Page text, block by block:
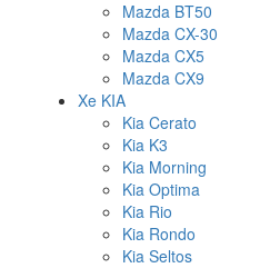
Mazda BT50
Mazda CX-30
Mazda CX5
Mazda CX9
Xe KIA
Kia Cerato
Kia K3
Kia Morning
Kia Optima
Kia Rio
Kia Rondo
Kia Seltos